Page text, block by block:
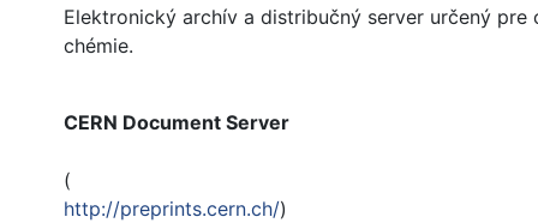
Elektronický archív a distribučný server určený
chémie.
CERN Document Server
(
http://preprints.cern.ch/)